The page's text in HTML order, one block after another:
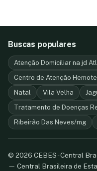
Buscas populares
Atenção Domiciliar na jd
Centro de Atenção
Natal
Vila Velha
Tratamento de Doenças
Ribeirão Das Neves/mg
© 2026 CEBES - Central
— Central Brasileira de